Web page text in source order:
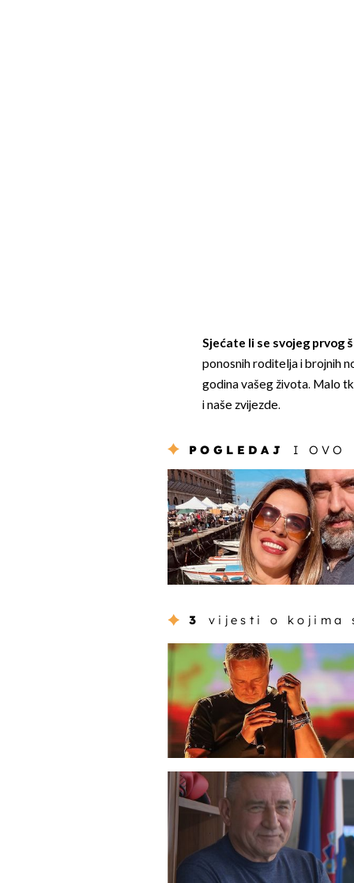
Sjećate li se svojeg prvog
ponosnih roditelja i brojnih
godina vašeg života. Malo
i naše zvijezde.
POGLEDAJ I OVO
3 vijesti o kojima